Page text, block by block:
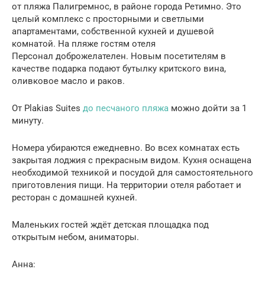
от пляжа Палигремнос, в районе города Ретимно. Это
целый комплекс с просторными и светлыми
апартаментами, собственной кухней и душевой
комнатой. На пляже гостям отеля
Персонал доброжелателен. Новым посетителям в
качестве подарка подают бутылку критского вина,
оливковое масло и раков.
От Plakias Suites до песчаного пляжа можно дойти за 1
минуту.
Номера убираются ежедневно. Во всех комнатах есть
закрытая лоджия с прекрасным видом. Кухня оснащена
необходимой техникой и посудой для самостоятельного
приготовления пищи. На территории отеля работает и
ресторан с домашней кухней.
Маленьких гостей ждёт детская площадка под
открытым небом, аниматоры.
Анна: